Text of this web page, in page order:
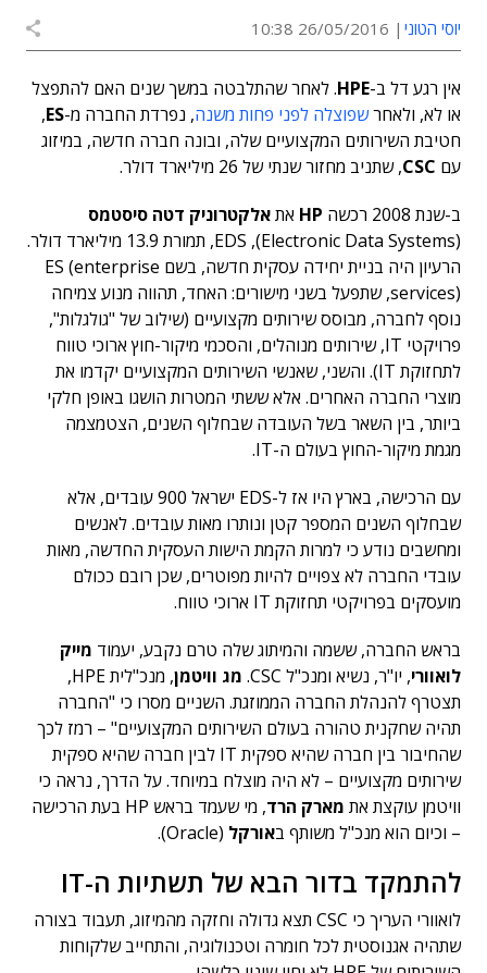
יוסי הטוני 26/05/2016 10:38
אין רגע דל ב-HPE. לאחר שהתלבטה במשך שנים האם להתפצל
או לא, ולאחרשפוצלה לפני פחות משנה, נפרדת החברה מ-ES
,
חטיבת השירותים המקצועיים שלה, ובונה חברה חדשה, במיזוג
עם CSC, שתניב מחזור שנתי של 26 מיליארד דולר.
ב-שנת 2008 רכשה
HP אתאלקטרוניק דטה סיסטמס
(Electronic Data Systems), EDS, תמורת 13.9 מיליארד דולר.
הרעיון היה בניית יחידה עסקית חדשה, בשם ES (enterprise
services), שתפעל בשני מישורים: האחד, תהווה מנוע צמיחה
נוסף לחברה, מבוסס שירותים מקצועיים (שילוב של "גולגלות",
פרויקטי IT, שירותים מנוהלים, והסכמי מיקור-חוץ ארוכי טווח
לתחזוקת IT). והשני, שאנשי השירותים המקצועיים יקדמו את
מוצרי החברה האחרים. אלא ששתי המטרות הושגו באופן חלקי
ביותר, בין השאר בשל העובדה שבחלוף השנים, הצטמצמה
מגמת מיקור-החוץ בעולם ה-IT.
עם הרכישה, בארץ היו אז ל-EDS ישראל 900 עובדים, אלא
שבחלוף השנים המספר קטן ונותרו מאות עובדים. לאנשים
ומחשבים נודע כי למרות הקמת הישות העסקית החדשה, מאות
עובדי החברה לא צפויים להיות מפוטרים, שכן רובם ככולם
מועסקים בפרויקטי תחזוקת IT ארוכי טווח.
בראש החברה, ששמה והמיתוג שלה טרם נקבע, יעמוד מייק
לואוורי, יו"ר, נשיא ומנכ"ל CSC. מג וויטמן
, מנכ"לית HPE,
תצטרף להנהלת החברה הממוזגת. השניים מסרו כי "החברה
תהיה שחקנית טהורה בעולם השירותים המקצועיים" – רמז לכך
שהחיבור בין חברה שהיא ספקית IT לבין חברה שהיא ספקית
שירותים מקצועיים – לא היה מוצלח במיוחד. על הדרך, נראה כי
וויטמן עוקצת את מארק הרד
, מי שעמד בראש HP בעת הרכישה
– וכיום הוא מנכ"ל משותף באורקל (Oracle).
להתמקד בדור הבא של תשתיות ה-IT
לואוורי העריך כי CSC תצא גדולה וחזקה מהמיזוג, תעבוד בצורה
שתהיה אגנוסטית לכל חומרה וטכנולוגיה, והתחייב שלקוחות